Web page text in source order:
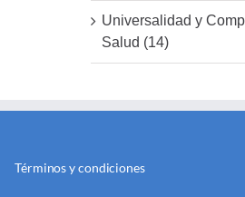
Universalidad y
Salud (14)
Términos y condiciones